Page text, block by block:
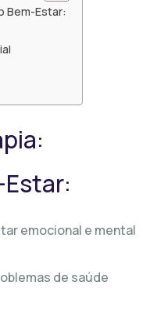
Bem-Estar:
emocional e mental
de saúde